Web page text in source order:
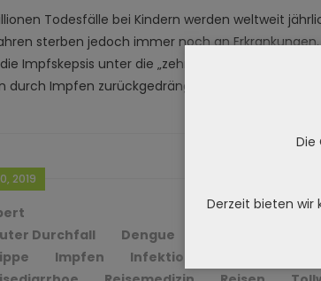
Todesfälle bei Kindern werden weltweit
sterben jedoch immer noch an
Impfskepsis unter die „zehn Bedrohungen für
durch Impfen zurückgedrängt. Im Allgemeinen wird
2019
Durchfall
Dengue
Impfen Infektionskrankheit
Die
Derzeit bieten wir